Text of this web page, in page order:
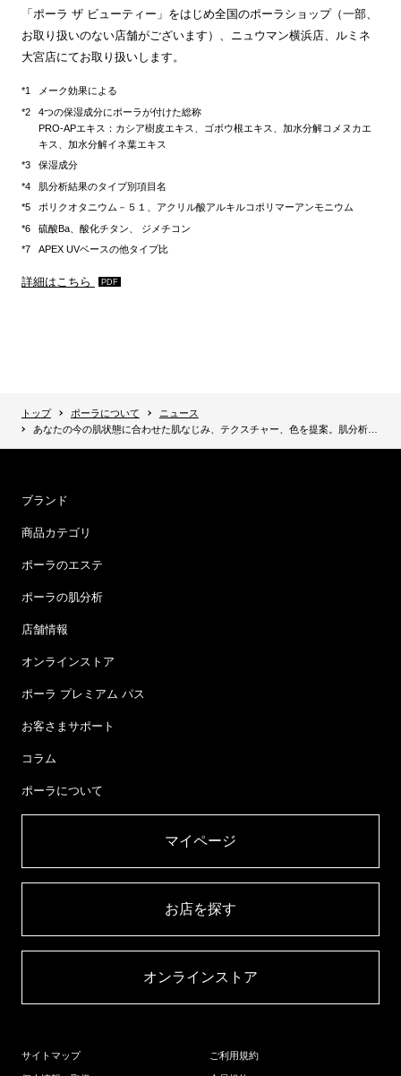
「ポーラ ザ ビューティー」をはじめ全国のポーラショップ（一部、
お取り扱いのない店舗がございます）、ニュウマン横浜店、ルミネ
大宮店にてお取り扱いします。
メーク効果による
4つの保湿成分にポーラが付けた総称
PRO-APエキス：カシア樹皮エキス、ゴボウ根エキス、加水分解コメヌカエ
キス、加水分解イネ葉エキス
保湿成分
肌分析結果のタイプ別項目名
ポリクオタニウム－５１、アクリル酸アルキルコポリマーアンモニウム
硫酸Ba、酸化チタン、 ジメチコン
APEX UVベースの他タイプ比
詳細はこちら
トップ ポーラについて
ニュース
あなたの今の肌状態に合わせた肌なじみ、テクスチャー、色を提案。肌分析に基づいたパーソナライズメークで“自分らしさが透けて見えるような美しさ”を目指す。肌と呼応するベースメーク 新『APEXメーク』誕生
ブランド
商品カテゴリ
ポーラのエステ
ポーラの肌分析
店舗情報
オンラインストア
ポーラ プレミアム パス
お客さまサポート
コラム
ポーラについて
マイページ​
お店を探す​
オンラインストア​
サイトマップ ご利用規約